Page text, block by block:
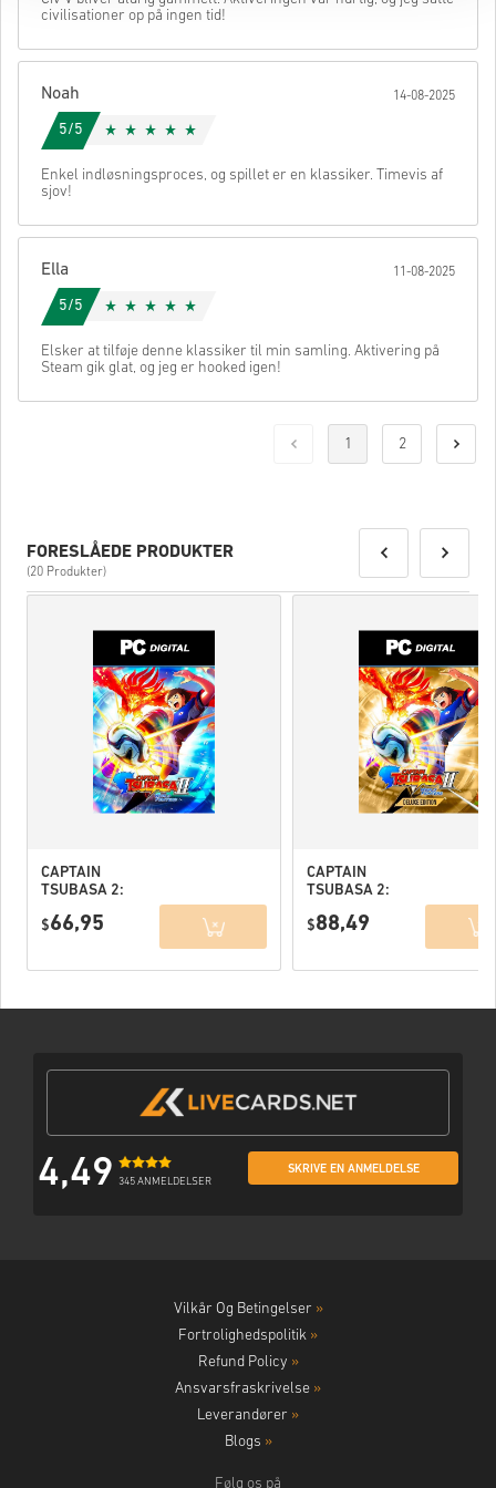
civilisationer op på ingen tid!
Noah 14-08-2025
5/5
Enkel indløsningsproces, og spillet er en klassiker. Timevis af
sjov!
Ella 11-08-2025
5/5
Elsker at tilføje denne klassiker til min samling. Aktivering på
Steam gik glat, og jeg er hooked igen!
1 2
FORESLÅEDE PRODUKTER
(20 Produkter)
CAPTAIN
TSUBASA 2:
FIGHTERS PC
$66,95
CAPTAIN
TSUBASA 2:
FIGHTERS
$88,49
4,49 345 ANMELDELSER
SKRIVE EN ANMELDELSE
Vilkår Og Betingelser »
Fortrolighedspolitik »
Refund Policy »
Ansvarsfraskrivelse »
Leverandører »
Blogs »
Følg os på